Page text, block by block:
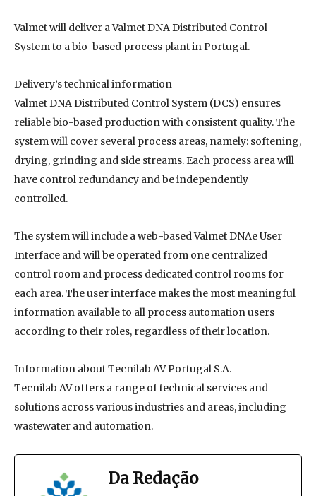
Valmet will deliver a Valmet DNA Distributed Control
System to a bio-based process plant in Portugal.​
Delivery’s technical information
Valmet DNA Distributed Control System (DCS) ensures
reliable bio-based production with consistent quality. The
system will cover several process areas, namely: softening,
drying, grinding and side streams. Each process area will
have control redundancy and be independently
controlled.
The system will include a web-based Valmet DNAe User
Interface and will be operated from one centralized
control room and process dedicated control rooms for
each area. The user interface makes the most meaningful
information available to all process automation users
according to their roles, regardless of their location.
Information about Tecnilab AV Portugal S.A.
Tecnilab AV offers a range of technical services and
solutions across various industries and areas, including
wastewater and automation.
Da Redação